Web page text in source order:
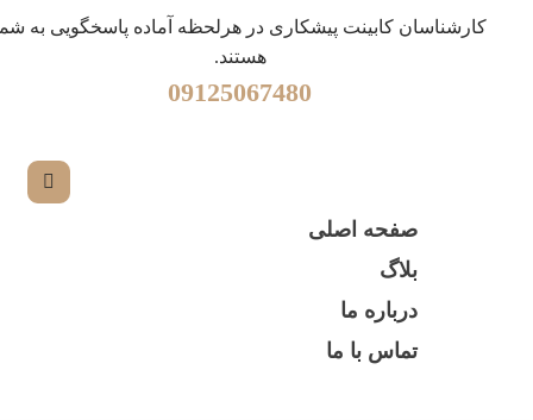
کارشناسان کابینت پیشکاری در هرلحظه آماده پاسخگویی به
هستند.
09125067480
صفحه اصلی
بلاگ
درباره ما
تماس با ما